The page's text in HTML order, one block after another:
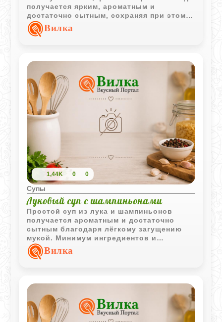
получается ярким, ароматным и
достаточно сытным, сохраняя при этом
лёгкий овощной характер.
Вилка
1,44K 0 0
Супы
Луковый суп с шампиньонами
Простой суп из лука и шампиньонов
получается ароматным и достаточно
сытным благодаря лёгкому загущению
мукой. Минимум ингредиентов и
несложное приготовление делают его
отличным вариантом для повседневного
Вилка